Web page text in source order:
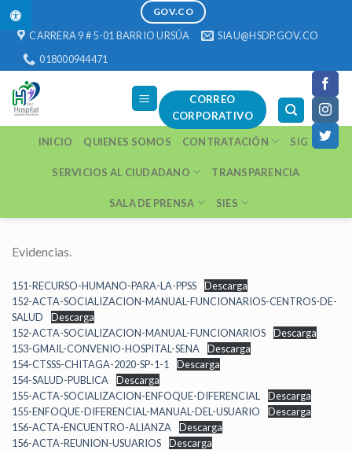
Skip
to
GOV.CO
CARRERA 9 # 5-01 BARRIO URSÚA
SIAU@HSDP.GOV.CO
018000944471
CORREO
CORPORATIVO
INICIO QUIENES SOMOS CONTRATACIÓN SIG
SERVICIOS AL CIUDADANO TRANSPARENCIA
SALA DE PRENSA SIES
Evidencias.
151-RECURSO-HUMANO-PARA-LA-PPSS
Descarga
152-ACTA-SOCIALIZACION-MANUAL-FUNCIONARIOS-CENTROS-DE-
SALUD
Descarga
152-ACTA-SOCIALIZACION-MANUAL-FUNCIONARIOS
Descarga
153-GMAIL-CONVENIO-HOSPITAL-SENA
Descarga
154-CTSSS-CHITAGA-2020-SP-1-1
Descarga
154-SALUD-PUBLICA
Descarga
155-ACTA-SOCIALIZACION-ENFOQUE-DIFERENCIAL
Descarga
155-ENFOQUE-DIFERENCIAL-MANUAL-DEL-USUARIO
Descarga
156-ACTA-ENCUENTRO-ALIANZA
Descarga
156-ACTA-REUNION-USUARIOS
Descarga